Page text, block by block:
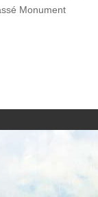
Monument